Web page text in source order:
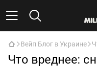
Вейп Блог в Украине
Что вреднее: